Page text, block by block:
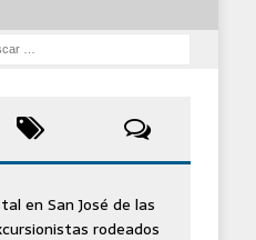
en San José de las
rodeados